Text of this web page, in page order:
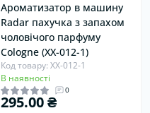
Ароматизатор в машину
Radar пахучка з запахом
чоловічого парфуму
Сologne (XX-012-1)
Код товару: XX-012-1
В наявності
0
295.00 ₴